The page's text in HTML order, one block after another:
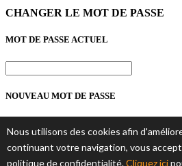
CHANGER LE MOT DE PASSE
MOT DE PASSE ACTUEL
NOUVEAU MOT DE PASSE
CONFIRMATION NOUVEAU MOT DE
Nous utilisons des cookies afin
continuant votre navigation, vous
politique de confidentialité.Cliquez ici